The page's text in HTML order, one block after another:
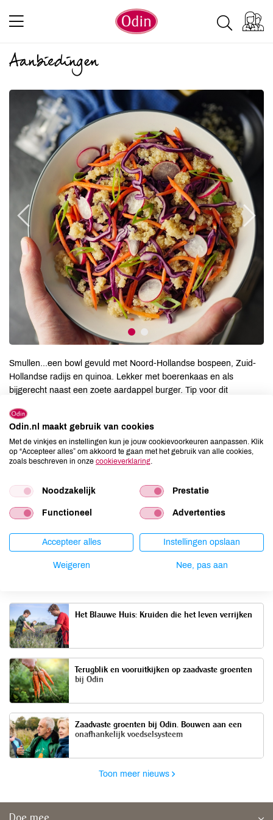
Aanbiedingen
Smullen...een bowl gevuld met Noord-Hollandse bospeen, Zuid-
Hollandse radijs en quinoa. Lekker met boerenkaas en als
bijgerecht naast een zoete aardappel burger. Tip voor dit
Maandag mee in de lunchtrommel!
Alle aanbiedingen van deze week
Datum
12 september 2019
Het Blauwe Huis: Kruiden die het leven verrijken
Terugblik en vooruitkijken op zaadvaste groenten
bij Odin
Zaadvaste groenten bij Odin. Bouwen aan een
onafhankelijk voedselsysteem
Toon meer nieuws
Odin.nl maakt gebruik van cookies
Met de vinkjes en instellingen kun je jouw cookievoorkeuren aanpassen. Klik
op “Accepteer alles” om akkoord te gaan met het gebruik van alle cookies,
zoals beschreven in onze cookieverklaring
Noodzakelijk Prestatie
Functioneel Advertenties
Accepteer alles Instellingen opslaan
Weigeren Nee, pas aan